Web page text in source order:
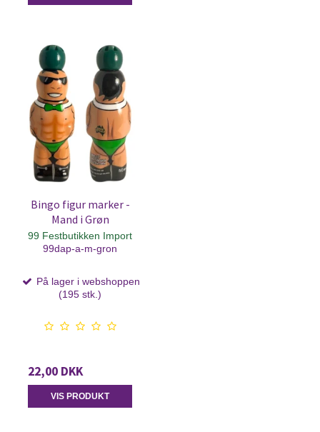
Bingo figur marker -
Mand i Grøn
99 Festbutikken Import
99dap-a-m-gron
På lager i webshoppen
(195 stk.)
22,00 DKK
VIS PRODUKT